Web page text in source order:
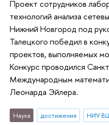
Проект сотрудников
технологий анализа
Нижний Новгород под
Талецкого победил в
проектов, выполняемых
Конкурс проводился
Международным
Леонарда Эйлера.
Наука достижения НИУ